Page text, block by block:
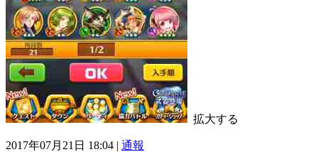
拡大する
2017年07月21日 18:04 | 通報